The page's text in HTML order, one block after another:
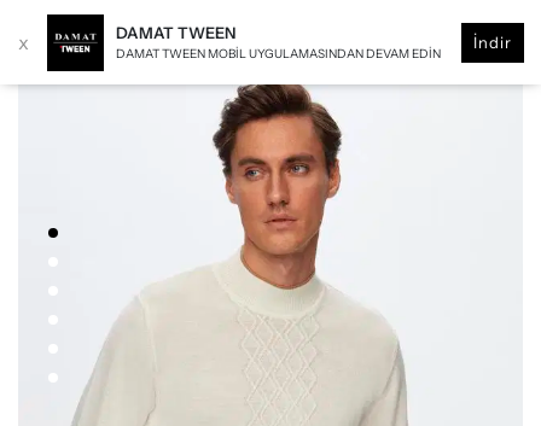
x DAMAT TWEEN
DAMAT TWEEN MOBIL UYGULAMASINDAN DEVAM EDIN
İndir